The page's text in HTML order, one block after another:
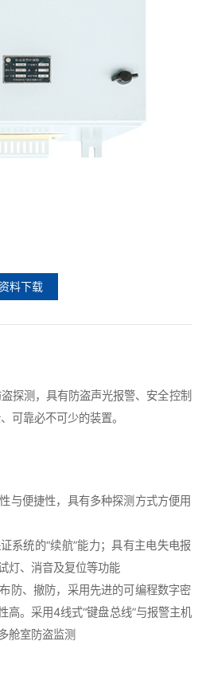
料下载
探测，具有防盗声光报警、安全控制
可靠必不可少的装置。
与便捷性，具有多种探测方式方便用
系统的“续航”能力；具有主电失电报
灯、消音及复位等功能
防、撤防，采用先进的可编程数字密
高。采用4线式“键盘总线”与报警主机
舱室防盗监测